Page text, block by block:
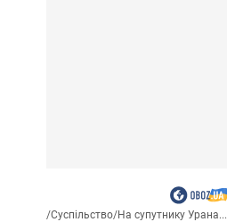
/Суспільство/На супутнику Урана...